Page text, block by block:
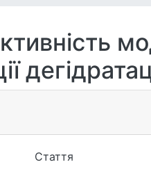
Стаття